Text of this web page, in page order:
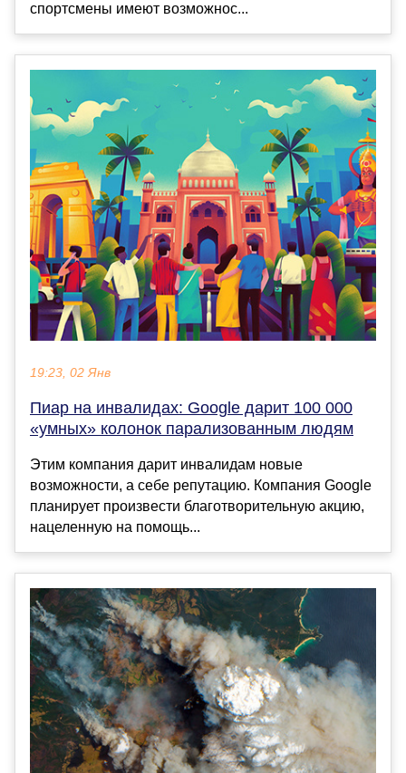
спортсмены имеют возможнос...
19:23, 02 Янв
Пиар на инвалидах: Google дарит 100 000
«умных» колонок парализованным людям
Этим компания дарит инвалидам новые
возможности, а себе репутацию. Компания Google
планирует произвести благотворительную акцию,
нацеленную на помощь...